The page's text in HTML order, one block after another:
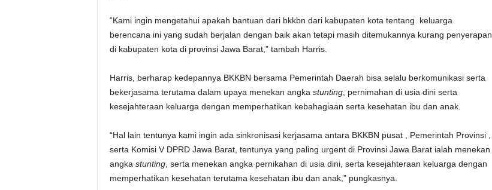
“Kami ingin mengetahui apakah bantuan dari bkkbn dari kabupaten kota tentang keluarga
berencana ini yang sudah berjalan dengan baik akan tetapi masih ditemukannya kurang penyerapan
di kabupaten kota di provinsi Jawa Barat,” tambah Harris.
Harris, berharap kedepannya BKKBN bersama Pemerintah Daerah bisa selalu berkomunikasi serta
bekerjasama terutama dalam upaya menekan angka stunting, pernimahan di usia dini serta
kesejahteraan keluarga dengan memperhatikan kebahagiaan serta kesehatan ibu dan anak.
“Hal lain tentunya kami ingin ada sinkronisasi kerjasama antara BKKBN pusat , Pemerintah Provinsi ,
serta Komisi V DPRD Jawa Barat, tentunya yang paling urgent di Provinsi Jawa Barat ialah menekan
angka stunting, serta menekan angka pernikahan di usia dini, serta kesejahteraan keluarga dengan
memperhatikan kesehatan terutama kesehatan ibu dan anak,” pungkasnya.